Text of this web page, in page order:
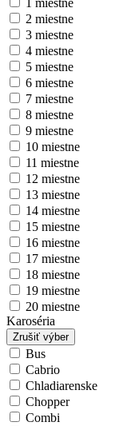
1 miestne
2 miestne
3 miestne
4 miestne
5 miestne
6 miestne
7 miestne
8 miestne
9 miestne
10 miestne
11 miestne
12 miestne
13 miestne
14 miestne
15 miestne
16 miestne
17 miestne
18 miestne
19 miestne
20 miestne
Karoséria
Zrušiť výber
Bus
Cabrio
Chladiarenske
Chopper
Combi